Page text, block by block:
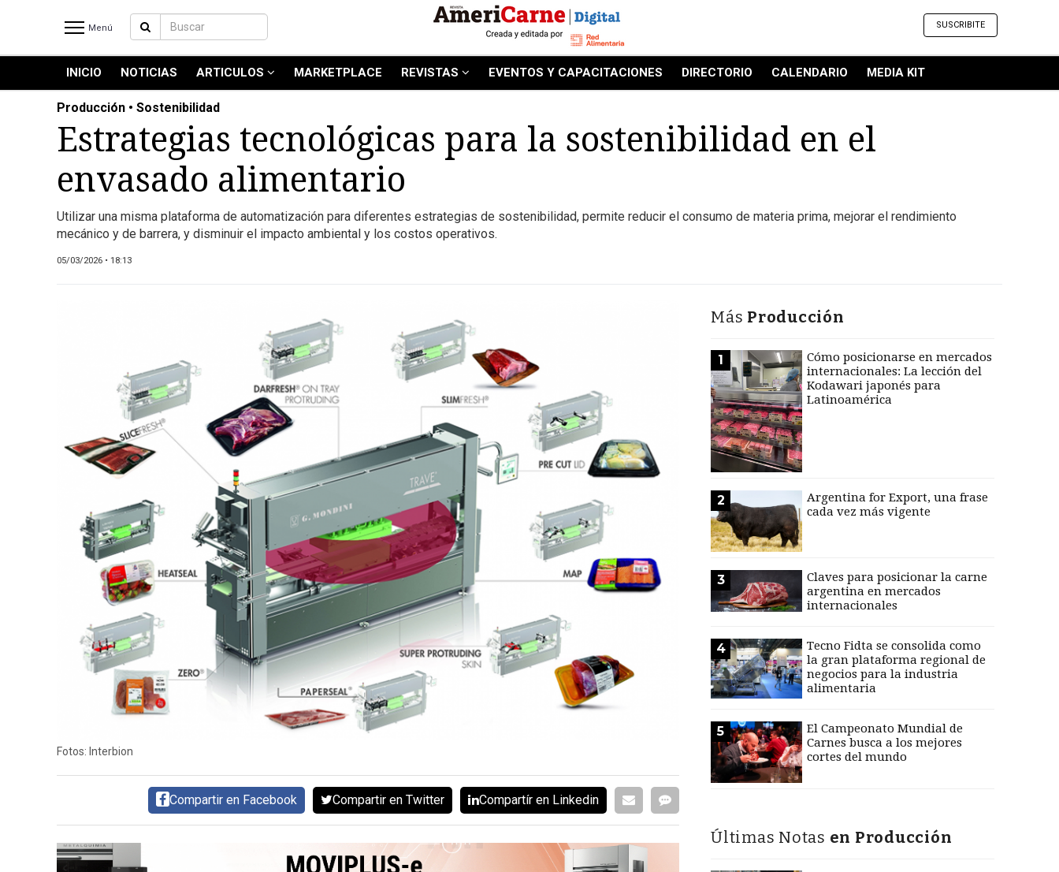
NOTICIAS RECIENTES
NOTICIAS
ARTICULOS
PRODUCCIÓN
PRODUCTO
NUEVOS PRODUCTOS
MARKETPLACE
DIRECTORIO
CALENDARIO
SERVICIOS
POLÍTICAS
QUIENES
Menú SUSCRIBITE
INICIO NOTICIAS ARTICULOS MARKETPLACE REVISTAS EVENTOS Y CAPACITACIONES DIRECTORIO CALENDARIO MEDIA KIT
Producción • Sostenibilidad
Estrategias tecnológicas para la sostenibilidad en el
envasado alimentario
Utilizar una misma plataforma de automatización para diferentes estrategias de sostenibilidad, permite reducir el consumo de materia prima, mejorar el rendimiento
mecánico y de barrera, y disminuir el impacto ambiental y los costos operativos.
05/03/2026 • 18:13
Fotos: Interbion
Compartir en Facebook Compartir en Twitter Compartír en Linkedin
Más Producción
1
Cómo posicionarse en mercados
internacionales: La lección del
Kodawari japonés para
Latinoamérica
2
Argentina for Export, una frase
cada vez más vigente
3
Claves para posicionar la carne
argentina en mercados
internacionales
4
Tecno Fidta se consolida como
la gran plataforma regional de
negocios para la industria
alimentaria
5
El Campeonato Mundial de
Carnes busca a los mejores
cortes del mundo
Últimas Notas en Producción